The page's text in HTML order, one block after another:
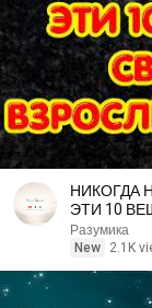
НИКОГДА
Разумика
New
2.1K